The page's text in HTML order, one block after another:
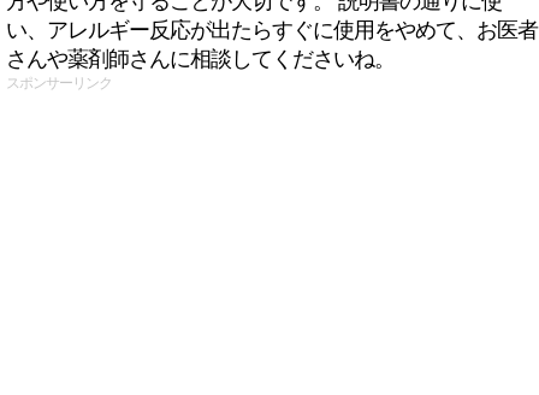
い、アレルギー反応が出たらすぐに使用をやめて、お医者
さんや薬剤師さんに相談してくださいね。
スポンサーリンク